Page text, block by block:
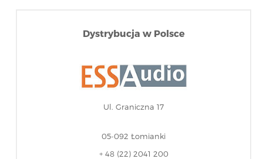
Dystrybucja w Polsce
Ul. Graniczna 17
05-092 Łomianki
+ 48 (22) 2041 200